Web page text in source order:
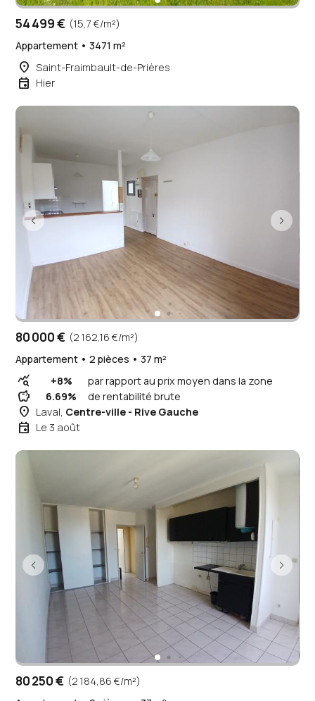
54 499 € (15,7 €/m²)
Appartement • 3471 m²
place Saint-Fraimbault-de-Prières
event Hier
80 000 € (2 162,16 €/m²)
Appartement • 2 pièces • 37 m²
query_stats +8% par rapport au prix moyen dans la zone
savings 6.69% de rentabilité brute
place Laval, Centre-ville - Rive Gauche
event Le 3 août
80 250 € (2 184,86 €/m²)